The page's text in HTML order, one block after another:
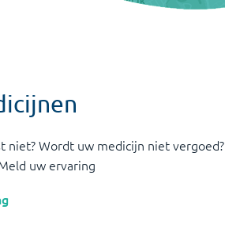
Wordt uw medicijn niet vergoed?
uw ervaring